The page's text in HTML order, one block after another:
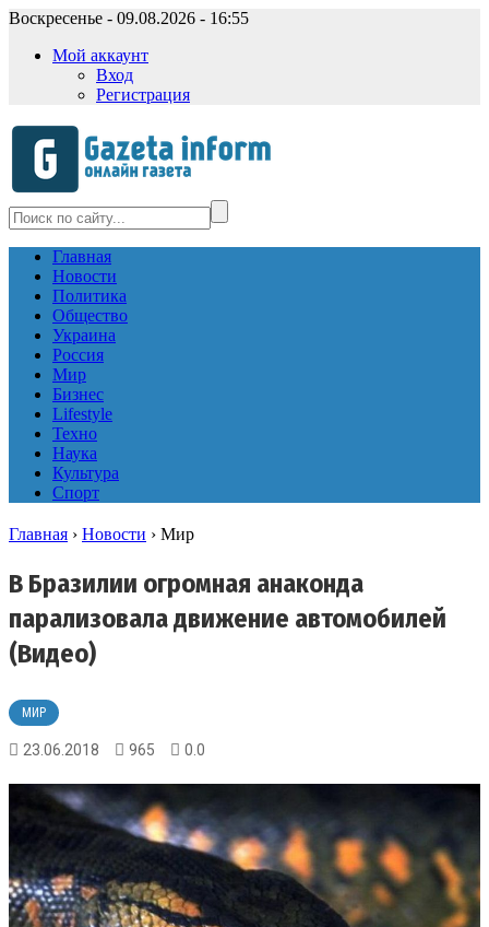
Воскресенье - 09.08.2026 - 16:55
Мой аккаунт
Вход
Регистрация
Главная
Новости
Политика
Общество
Украина
Россия
Мир
Бизнес
Lifestyle
Техно
Наука
Культура
Спорт
Главная › Новости › Мир
В Бразилии огромная анаконда
парализовала движение автомобилей
(Видео)
МИР
23.06.2018 965 0.0